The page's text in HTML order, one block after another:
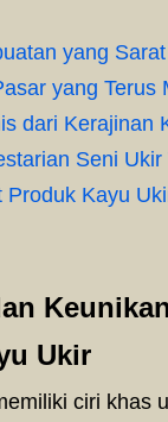
yang
yang Terus
dari Kerajinan
Seni Ukir
Produk Kayu
Ukir
ciri khas